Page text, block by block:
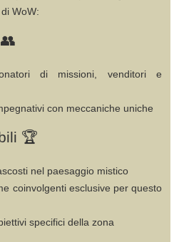
WoW:
di missioni, venditori e
con meccaniche uniche
🏆
nel paesaggio mistico
coinvolgenti esclusive per questo
specifici della zona